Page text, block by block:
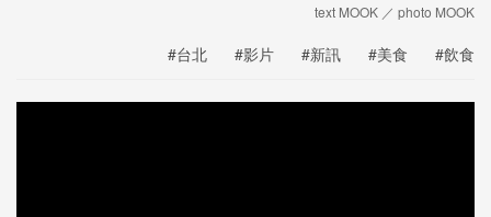
text MOOK ／ photo MOOK
#台北 #影片 #新訊 #美食 #飲食